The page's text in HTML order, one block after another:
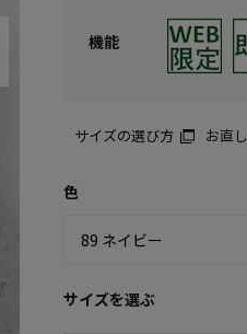
機能
サイズの選び方 お直
色
サイズを選ぶ